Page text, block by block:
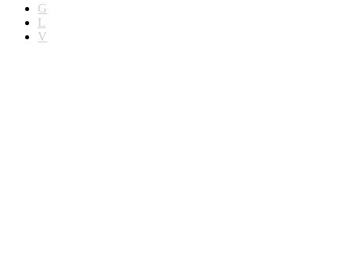
G
L
V